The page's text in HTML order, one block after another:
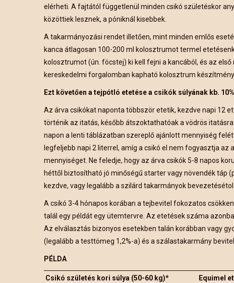
elérheti. A fajtától függetlenül minden csikó születéskor
közöttiek lesznek, a póniknál kisebbek.
A takarmányozási rendet illetően, mint minden emlős
kanca átlagosan 100-200 ml kolosztrumot termel
kolosztrumot (ún. föcstej) ki kell fejni a kancából, és az
kereskedelmi forgalomban kapható kolosztrum
Ezt követően a tejpótló etetése a csikók súlyának kb.
Az árva csikókat naponta többször etetik, kezdve napi 12
történik az itatás, később átszoktathatóak a vödrös
napon a lenti táblázatban szereplő ajánlott mennyiség
legfeljebb napi 2 literrel, amíg a csikó el nem fogyasztja
mennyiséget. Ne feledje, hogy az árva csikók 5-8 napos
héttől biztosítható jó minőségű starter vagy növendék táp
kezdve, vagy legalább a szilárd takarmányok
A csikó 3-4 hónapos korában a tejbevitel fokozatos
talál egy példát egy ütemtervre. Az etetések száma
Az elválasztás bizonyos esetekben talán korábban vagy
(legalább a testtömeg 1,2%-a) és a szálastakarmány bevitel
PÉLDA
Csikó születés kori súlya (50-60 kg)* Equimel